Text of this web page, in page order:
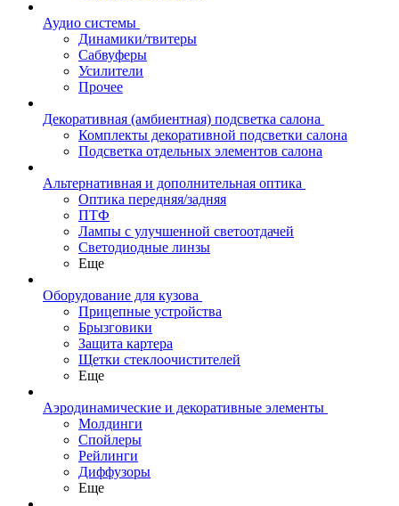
Аудио системы
Динамики/твитеры
Сабвуферы
Усилители
Прочее
Декоративная (амбиентная) подсветка салона
Комплекты декоративной подсветки салона
Подсветка отдельных элементов салона
Альтернативная и дополнительная оптика
Оптика передняя/задняя
ПТФ
Лампы с улучшенной светоотдачей
Светодиодные линзы
Еще
Оборудование для кузова
Прицепные устройства
Брызговики
Защита картера
Щетки стеклоочистителей
Еще
Аэродинамические и декоративные элементы
Молдинги
Спойлеры
Рейлинги
Диффузоры
Еще